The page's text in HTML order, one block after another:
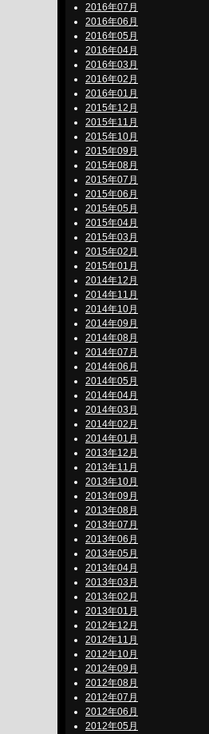
2016年07月
2016年06月
2016年05月
2016年04月
2016年03月
2016年02月
2016年01月
2015年12月
2015年11月
2015年10月
2015年09月
2015年08月
2015年07月
2015年06月
2015年05月
2015年04月
2015年03月
2015年02月
2015年01月
2014年12月
2014年11月
2014年10月
2014年09月
2014年08月
2014年07月
2014年06月
2014年05月
2014年04月
2014年03月
2014年02月
2014年01月
2013年12月
2013年11月
2013年10月
2013年09月
2013年08月
2013年07月
2013年06月
2013年05月
2013年04月
2013年03月
2013年02月
2013年01月
2012年12月
2012年11月
2012年10月
2012年09月
2012年08月
2012年07月
2012年06月
2012年05月